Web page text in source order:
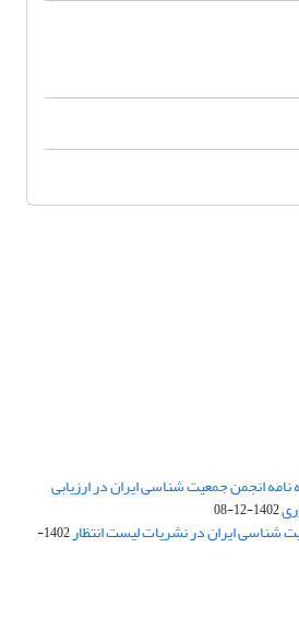
انجمن جمعیت شناسی ایران در ارزیابی
1402-12-08
شناسی ایران در نشریات لیست انتظار
1402-